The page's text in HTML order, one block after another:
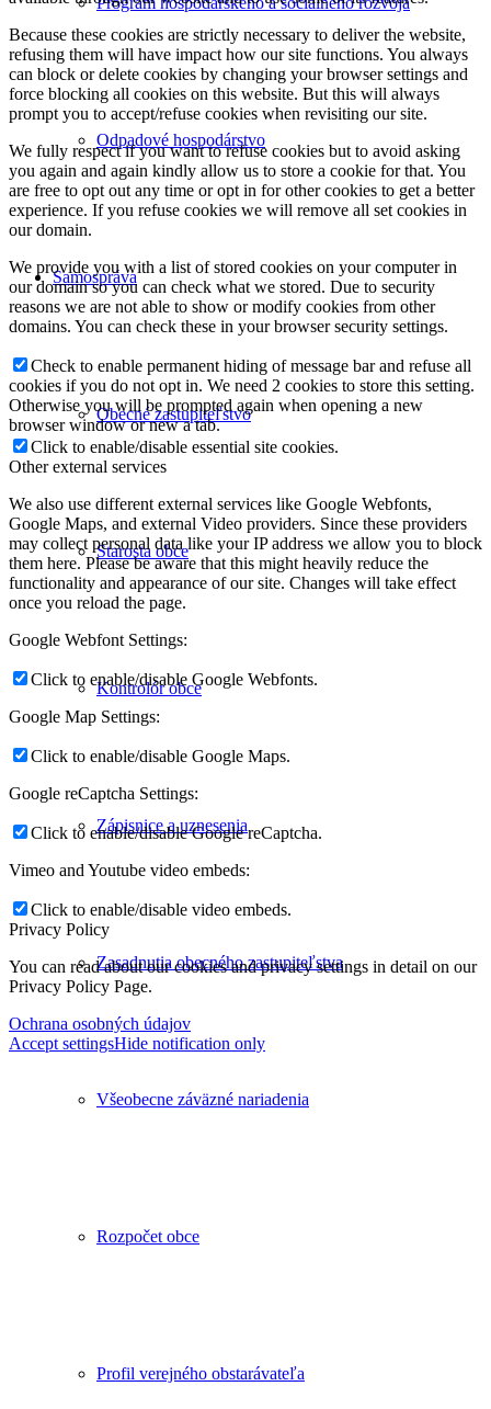
Odpadové hospodárstvo
Samospráva
Obecné zastupiteľstvo
Starosta obce
Kontrolór obce
Zápisnice a uznesenia
Zasadnutia obecného zastupiteľstva
Všeobecne záväzné nariadenia
Rozpočet obce
Profil verejného obstarávateľa
Because these cookies are strictly necessary to deliver the website,
refusing them will have impact how our site functions. You always
can block or delete cookies by changing your browser settings and
force blocking all cookies on this website. But this will always
prompt you to accept/refuse cookies when revisiting our site.
We fully respect if you want to refuse cookies but to avoid asking
you again and again kindly allow us to store a cookie for that. You
are free to opt out any time or opt in for other cookies to get a better
experience. If you refuse cookies we will remove all set cookies in
our domain.
We provide you with a list of stored cookies on your computer in
our domain so you can check what we stored. Due to security
reasons we are not able to show or modify cookies from other
domains. You can check these in your browser security settings.
Check to enable permanent hiding of message bar and refuse all
cookies if you do not opt in. We need 2 cookies to store this setting.
Otherwise you will be prompted again when opening a new
browser window or new a tab.
Click to enable/disable essential site cookies.
Other external services
We also use different external services like Google Webfonts,
Google Maps, and external Video providers. Since these providers
may collect personal data like your IP address we allow you to block
them here. Please be aware that this might heavily reduce the
functionality and appearance of our site. Changes will take effect
once you reload the page.
Google Webfont Settings:
Click to enable/disable Google Webfonts.
Google Map Settings:
Click to enable/disable Google Maps.
Google reCaptcha Settings:
Click to enable/disable Google reCaptcha.
Vimeo and Youtube video embeds:
Click to enable/disable video embeds.
Privacy Policy
You can read about our cookies and privacy settings in detail on our
Privacy Policy Page.
Ochrana osobných údajov
Accept settingsHide notification only